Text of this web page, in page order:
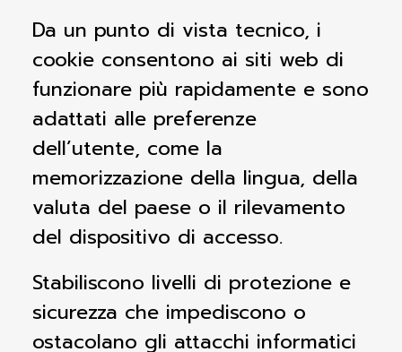
Da un punto di vista tecnico, i
cookie consentono ai siti web di
funzionare più rapidamente e sono
adattati alle preferenze
dell’utente, come la
memorizzazione della lingua, della
valuta del paese o il rilevamento
del dispositivo di accesso.
Stabiliscono livelli di protezione e
sicurezza che impediscono o
ostacolano gli attacchi informatici